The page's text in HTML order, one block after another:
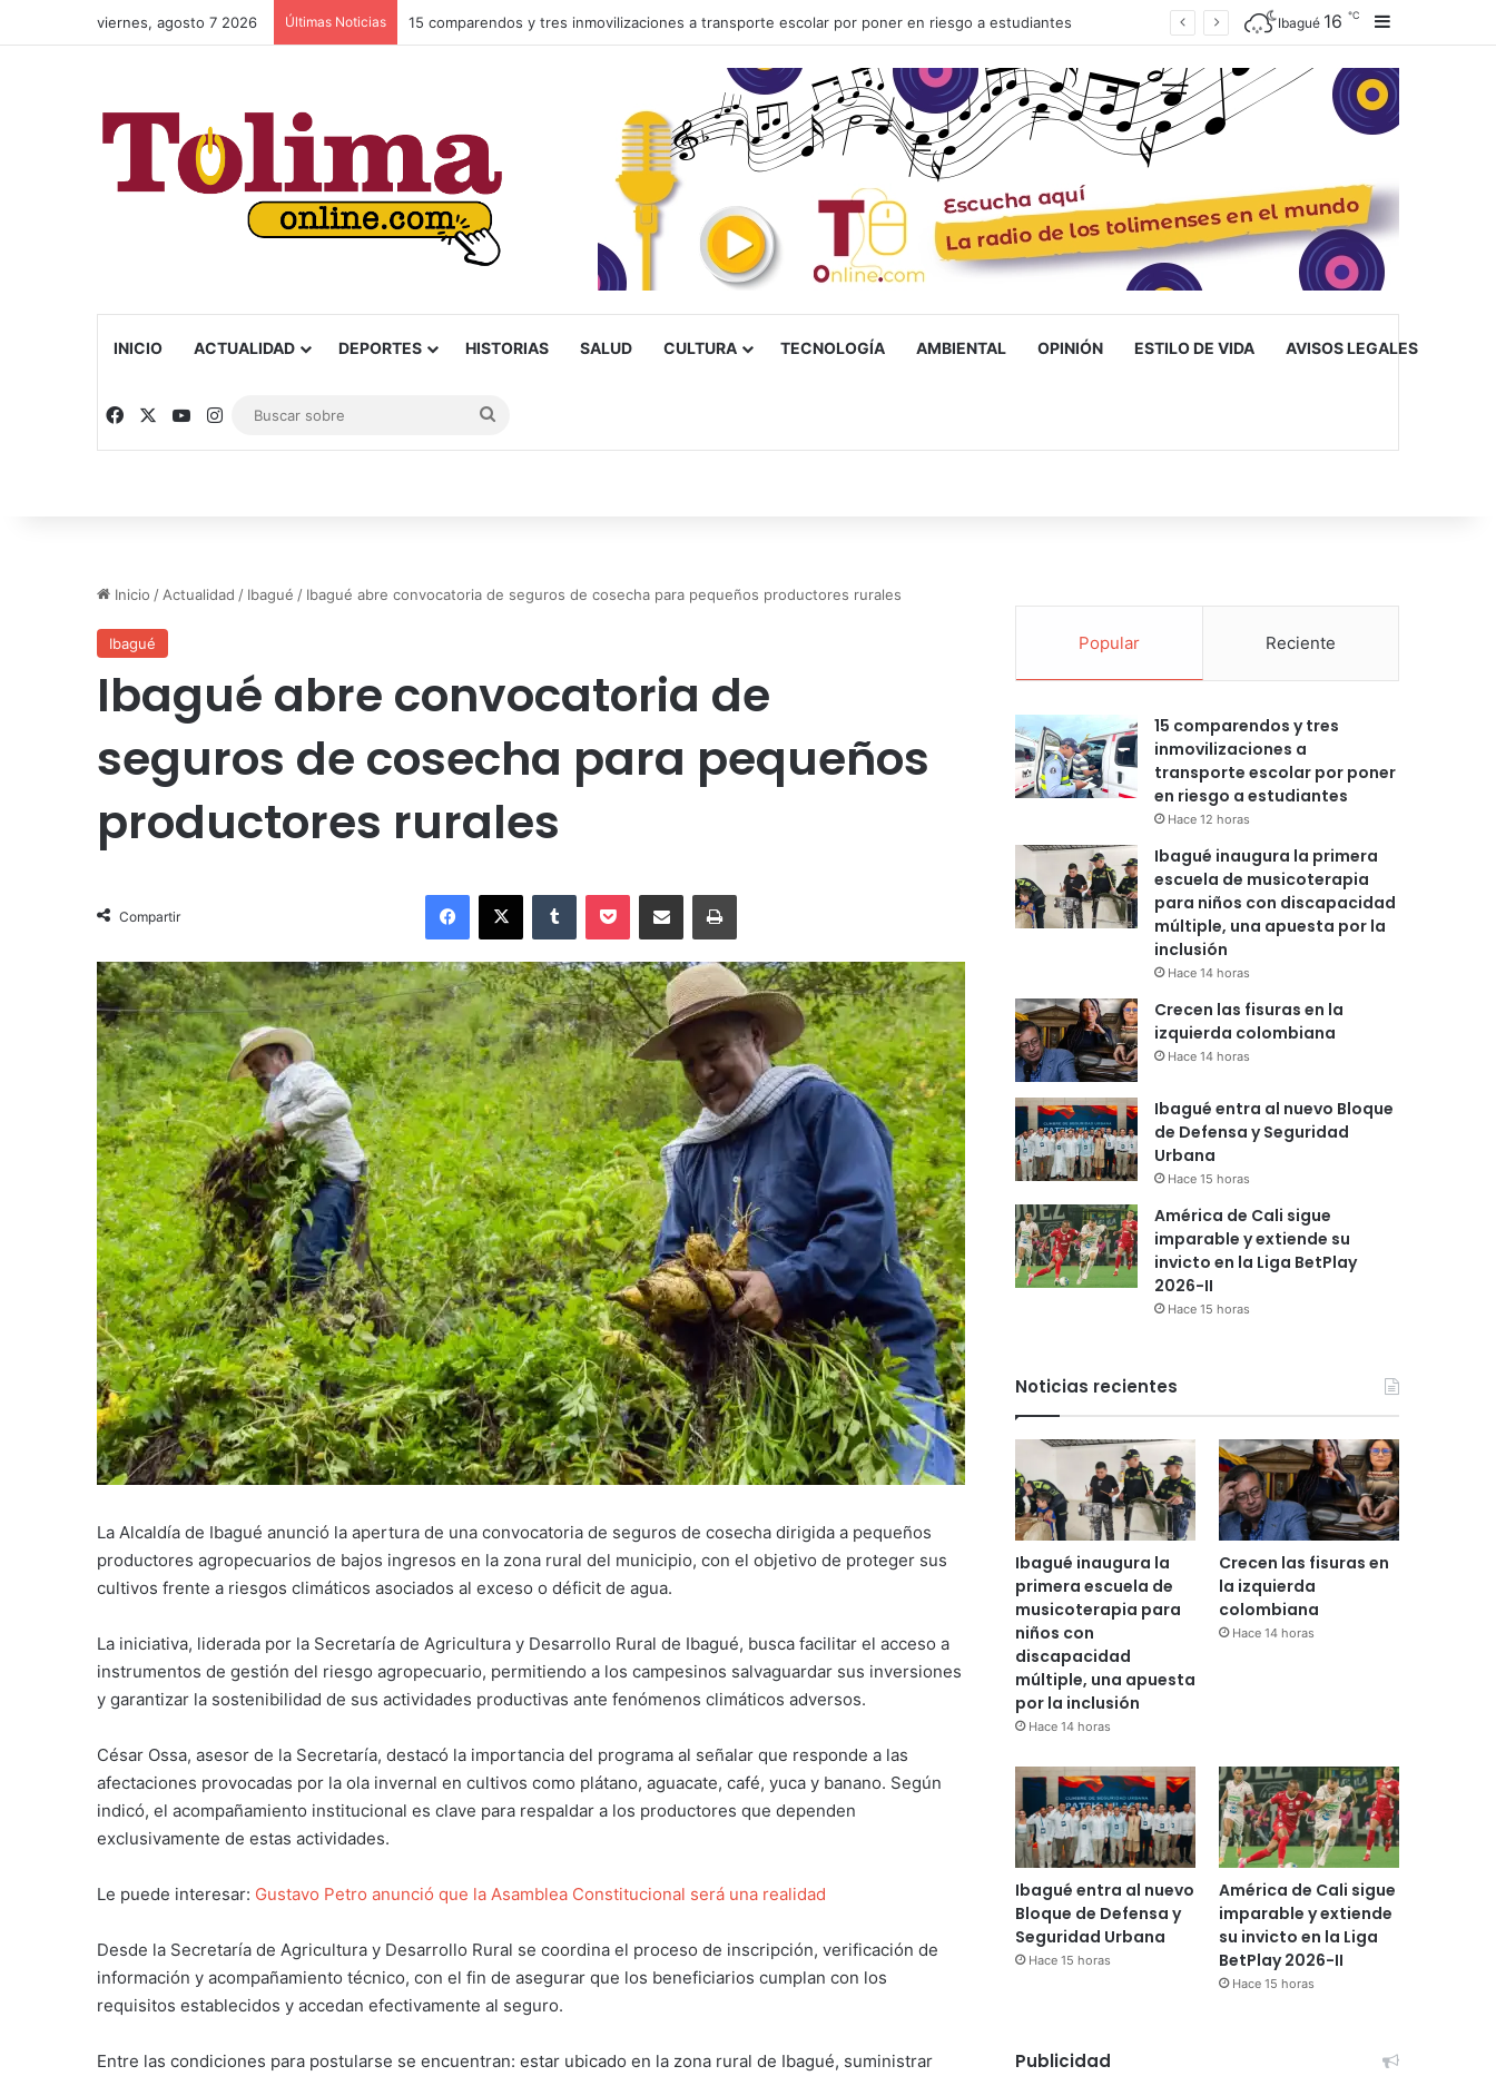
viernes, agosto 7 2026 Últimas Noticias Ibagué 16 ℃
INICIO ACTUALIDAD DEPORTES HISTORIAS SALUD CULTURA TECNOLOGÍA AMBIENTAL OPINIÓN ESTILO DE VIDA AVISOS LEGALES
Facebook YouTubeInstagram
sobre
Inicio / Actualidad / Ibagué / Ibagué abre convocatoria de seguros de cosecha para pequeños productores rurales
Ibagué
Ibagué abre convocatoria de
seguros de cosecha para pequeños
productores rurales
Compartir
La Alcaldía de Ibagué anunció la apertura de una convocatoria de seguros de cosecha dirigida a pequeños
productores agropecuarios de bajos ingresos en la zona rural del municipio, con el objetivo de proteger sus
cultivos frente a riesgos climáticos asociados al exceso o déficit de agua.
La iniciativa, liderada por la Secretaría de Agricultura y Desarrollo Rural de Ibagué, busca facilitar el acceso a
instrumentos de gestión del riesgo agropecuario, permitiendo a los campesinos salvaguardar sus inversiones
y garantizar la sostenibilidad de sus actividades productivas ante fenómenos climáticos adversos.
César Ossa, asesor de la Secretaría, destacó la importancia del programa al señalar que responde a las
afectaciones provocadas por la ola invernal en cultivos como plátano, aguacate, café, yuca y banano. Según
indicó, el acompañamiento institucional es clave para respaldar a los productores que dependen
exclusivamente de estas actividades.
Le puede interesar: Gustavo Petro anunció que la Asamblea Constitucional será una realidad
Desde la Secretaría de Agricultura y Desarrollo Rural se coordina el proceso de inscripción, verificación de
información y acompañamiento técnico, con el fin de asegurar que los beneficiarios cumplan con los
requisitos establecidos y accedan efectivamente al seguro.
Entre las condiciones para postularse se encuentran: estar ubicado en la zona rural de Ibagué, suministrar
Popular Reciente
15 comparendos y tres
inmovilizaciones a
transporte escolar por poner
en riesgo a estudiantes
Hace 12 horas
Ibagué inaugura la primera
escuela de musicoterapia
para niños con discapacidad
múltiple, una apuesta por la
inclusión
Hace 14 horas
Crecen las fisuras en la
izquierda colombiana
Hace 14 horas
Ibagué entra al nuevo Bloque
de Defensa y Seguridad
Urbana
Hace 15 horas
América de Cali sigue
imparable y extiende su
invicto en la Liga BetPlay
2026-II
Hace 15 horas
Noticias recientes
Ibagué inaugura la
primera escuela de
musicoterapia para
niños con
discapacidad
múltiple, una apuesta
por la inclusión
Hace 14 horas
Crecen las fisuras en
la izquierda
colombiana
Hace 14 horas
Ibagué entra al nuevo
Bloque de Defensa y
Seguridad Urbana
Hace 15 horas
América de Cali sigue
imparable y extiende
su invicto en la Liga
BetPlay 2026-II
Hace 15 horas
Publicidad